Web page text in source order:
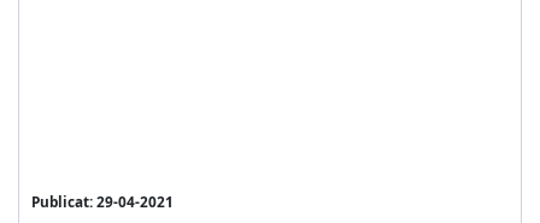
Publicat: 29-04-2021